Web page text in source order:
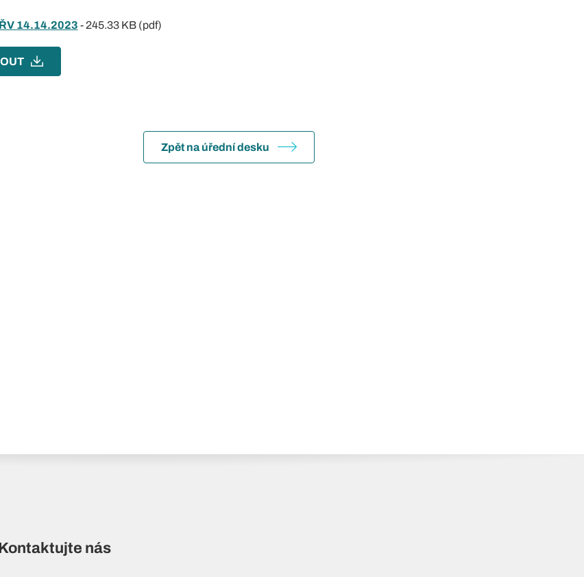
14.14.2023 - 245.33 KB (pdf)
Zpět na úřední desku
nás